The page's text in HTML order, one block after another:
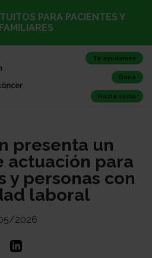
PARA PACIENTES Y
FAMILIARES
Te ayudamos
Dona
Hazte socio
presenta un
actuación para
y personas con
laboral
2026